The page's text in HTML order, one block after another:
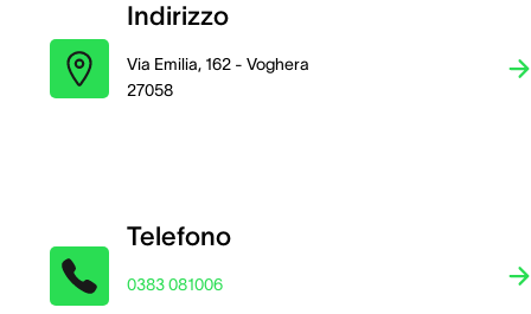
Indirizzo
Via Emilia, 162 - Voghera
27058
Telefono
0383 081006